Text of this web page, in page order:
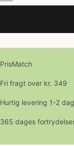
PrisMatch
Fri fragt over kr. 349
Hurtig levering 1-2
365 dages